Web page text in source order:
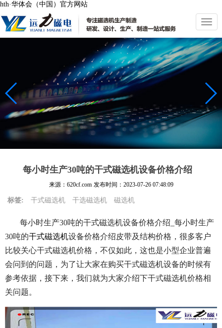
hth·华体会（中国）官方网站
切
换
导
航
每小时生产30吨的干式磁选机设备价格介绍
来源：620cf.com 发布时间： 2023-07-26 07:48:09
标签: 干式磁选机 干选磁选机 磁选机
每小时生产30吨的干式磁选机设备价格介绍_每小时生产
30吨的干式磁选机设备价格介绍皮带及结构价格，很多客户
比较关心干式磁选机价格，不仅如此，这也是小型企业普遍
会问到的问题，为了让大家在购买干式磁选机设备的时候有
参考依据，接下来，我们就为大家介绍下干式磁选机价格相
关问题。